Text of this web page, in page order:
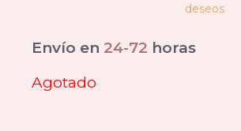
deseos
Envío en 24-72 horas
Agotado